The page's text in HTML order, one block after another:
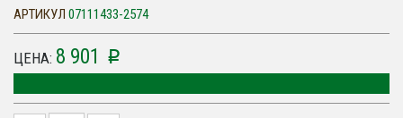
АРТИКУЛ 07111433-2574
ЦЕНА: 8 901 p